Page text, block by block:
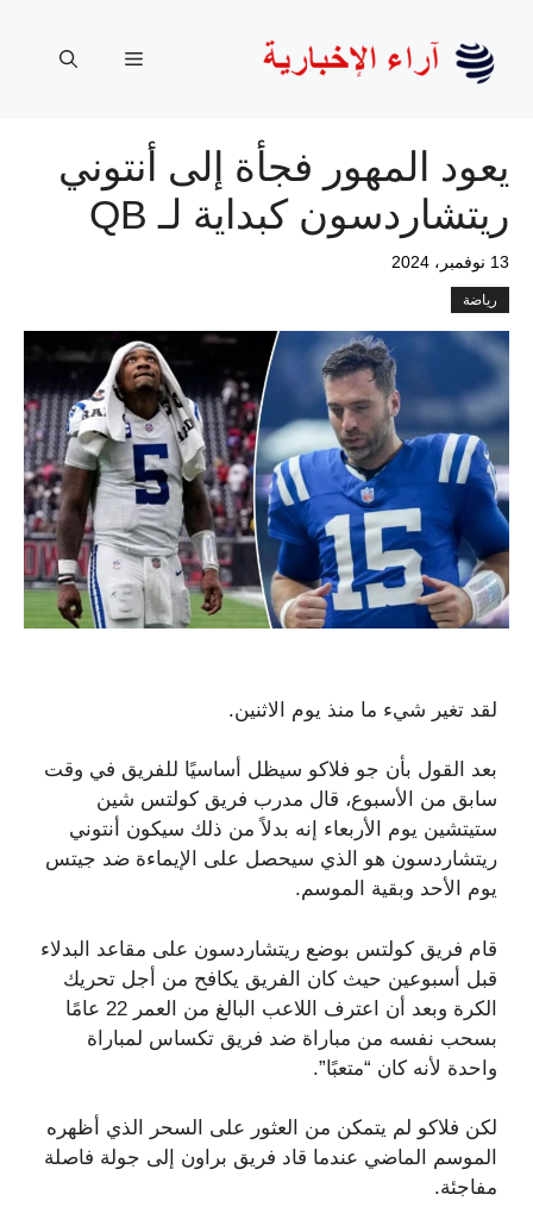
المحتوى
القائمة
يعود المهور فجأة إلى أنتوني
ريتشاردسون كبداية لـ QB
13 نوفمبر، 2024
رياضة
لقد تغير شيء ما منذ يوم الاثنين.
بعد القول بأن جو فلاكو سيظل أساسيًا للفريق في وقت
سابق من الأسبوع، قال مدرب فريق كولتس شين
ستيتشين يوم الأربعاء إنه بدلاً من ذلك سيكون أنتوني
ريتشاردسون هو الذي سيحصل على الإيماءة ضد جيتس
يوم الأحد وبقية الموسم.
قام فريق كولتس بوضع ريتشاردسون على مقاعد البدلاء
قبل أسبوعين حيث كان الفريق يكافح من أجل تحريك
الكرة وبعد أن اعترف اللاعب البالغ من العمر 22 عامًا
بسحب نفسه من مباراة ضد فريق تكساس لمباراة
واحدة لأنه كان “متعبًا”.
لكن فلاكو لم يتمكن من العثور على السحر الذي أظهره
الموسم الماضي عندما قاد فريق براون إلى جولة فاصلة
مفاجئة.